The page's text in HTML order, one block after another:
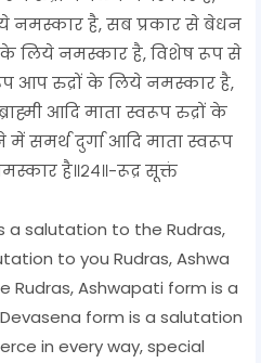
नमस्कार है, सब प्रकार से बेधन
लिये नमस्कार है, विशेष रूप से
आप रुद्रों के लिये नमस्कार है,
आदि माता स्वरूप रुद्रों के
समर्थ दुर्गा आदि माता स्वरूप
है॥२४॥-रूद्र सूक्तं
a salutation to the Rudras,
to you Rudras, Ashwa
Rudras, Ashwapati form is a
form is a salutation
in every way, special